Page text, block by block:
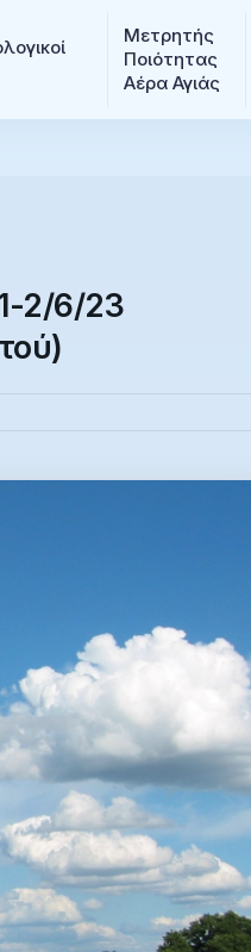
Μετρητής
Ποιότητας
Αέρα Αγιάς
2/6/23